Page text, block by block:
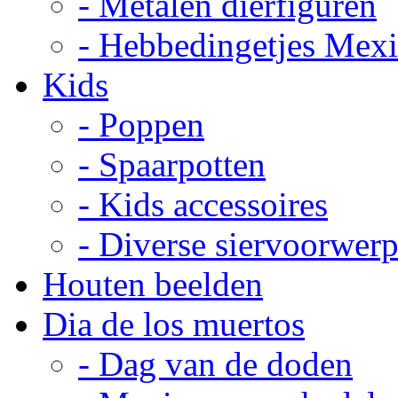
- Hebbedingetjes
Kids
- Poppen
- Spaarpotten
- Kids accessoires
- Diverse
Houten beelden
Dia de los muertos
- Dag van de doden